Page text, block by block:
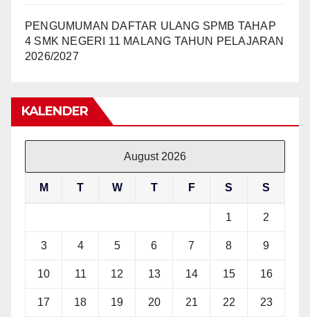
PENGUMUMAN DAFTAR ULANG SPMB TAHAP
4 SMK NEGERI 11 MALANG TAHUN PELAJARAN
2026/2027
KALENDER
August 2026
M T W T F S S
1 2
3 4 5 6 7 8 9
10 11 12 13 14 15 16
17 18 19 20 21 22 23